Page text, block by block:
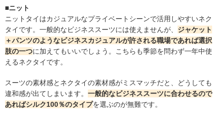
■ニット
ニットタイはカジュアルなプライベートシーンで活用しやすいネク
タイです。一般的なビジネススーツには使えませんが、 ジャケット
＋パンツのようなビジネスカジュアルが許される職場であれば選択
肢の一つに加えてもいいでしょう。こちらも季節を問わず一年中使
えるネクタイです。
スーツの素材感とネクタイの素材感がミスマッチだと、どうしても
違和感が出てしまいます。 一般的なビジネススーツに合わせるので
あればシルク100％のタイプを選ぶのが無難です。